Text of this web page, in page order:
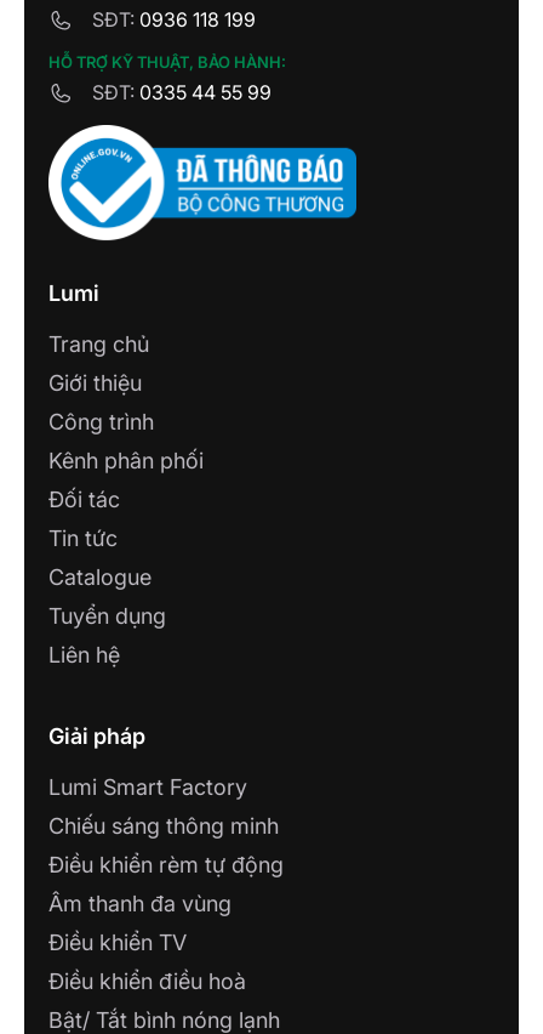
SĐT: 0936 118 199
HỖ TRỢ KỸ THUẬT, BẢO HÀNH:
SĐT: 0335 44 55 99
Lumi
Trang chủ
Giới thiệu
Công trình
Kênh phân phối
Đối tác
Tin tức
Catalogue
Tuyển dụng
Liên hệ
Giải pháp
Lumi Smart Factory
Chiếu sáng thông minh
Điều khiển rèm tự động
Âm thanh đa vùng
Điều khiển TV
Điều khiển điều hoà
Bật/ Tắt bình nóng lạnh